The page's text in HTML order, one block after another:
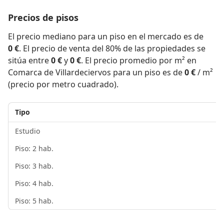
Precios de pisos
El precio mediano para un piso en el mercado es de
0 €. El precio de venta del 80% de las propiedades se
sitúa entre0 €y0 €. El precio promedio por m² en
Comarca de Villardeciervos para un piso es de0 €/ m²
(precio por metro cuadrado).
Tipo
Estudio
Piso: 2 hab.
Piso: 3 hab.
Piso: 4 hab.
Piso: 5 hab.